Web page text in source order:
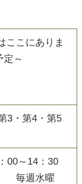
ここにありま
定～
3・第4・第5
00～14：30
毎週水曜